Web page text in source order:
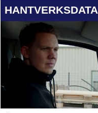
HANTVERKSDATA